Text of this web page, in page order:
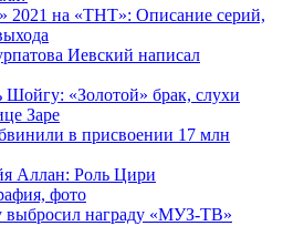
2021 на «ТНТ»: Описание серий,
Иевский написал
«Золотой» брак, слухи
Заре
в присвоении 17 млн
Аллан: Роль Цири
фото
выбросил награду «МУЗ-ТВ»